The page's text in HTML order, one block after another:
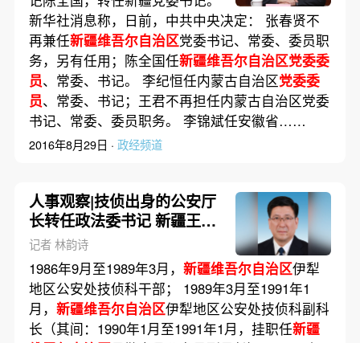
新华社消息称，日前，中共中央决定： 张春贤不
再兼任新疆维吾尔自治区党委书记、常委、委员职
务，另有任用；陈全国任新疆维吾尔自治区党委委
员、常委、书记。 李纪恒任内蒙古自治区党委委
员、常委、书记；王君不再担任内蒙古自治区党委
书记、常委、委员职务。 李锦斌任安徽省……
2016年8月29日 · 政经频道
人事观察|技侦出身的公安厅
长转任政法委书记 新疆王明
山履新
记者 林韵诗
1986年9月至1989年3月， 新疆维吾尔自治区伊犁
地区公安处技侦科干部； 1989年3月至1991年1
月， 新疆维吾尔自治区伊犁地区公安处技侦科副科
长（其间：1990年1月至1991年1月，挂职任新疆